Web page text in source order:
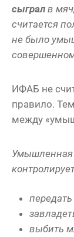
сыграл в
считается
не было
ИФАБ не
правило.
между
Умышленная
выбить